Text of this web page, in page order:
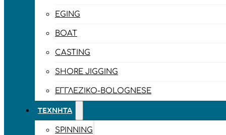
EGING
BOAT
CASTING
SHORE JIGGING
ΕΓΓΛΈΖΙΚΟ-BOLOGNESE
ΤΕΧΝΗΤΆ
SPINNING